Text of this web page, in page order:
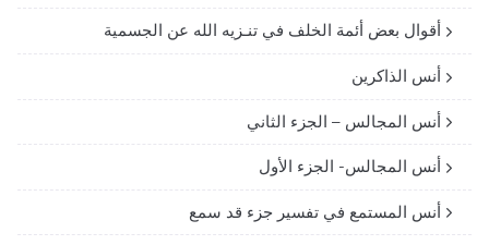
أقوال بعض أئمة الخلف في تنـزيه الله عن الجسمية
أنس الذاكرين
أنس المجالس – الجزء الثاني
أنس المجالس- الجزء الأول
أنس المستمع في تفسير جزء قد سمع